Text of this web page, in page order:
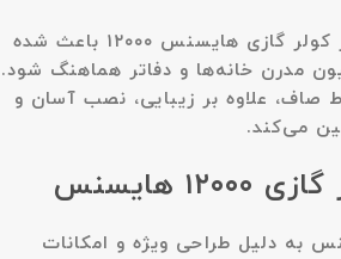
ظاهر شیک و جمع‌وجور کولر گازی هایسنس ۱۲۰۰۰ باعث شده
مدرن خانه‌ها و دفاتر هماهنگ شود.
صاف، علاوه بر زیبایی، نصب آسان و
می‌کند.
هایسنس
۱۲۰۰۰ هایسنس به دلیل طراحی ویژه و امکانات